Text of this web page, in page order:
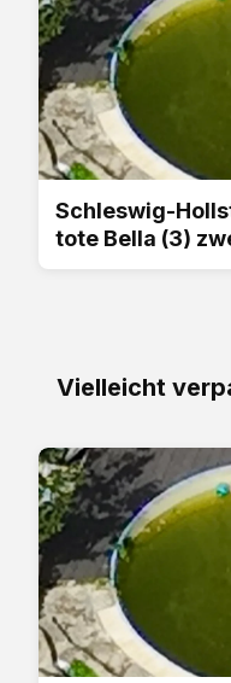
Schleswig-
tote Bella (3)
Vielleicht